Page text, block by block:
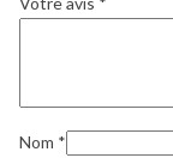
Nom *